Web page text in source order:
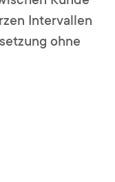
Intervallen
ohne